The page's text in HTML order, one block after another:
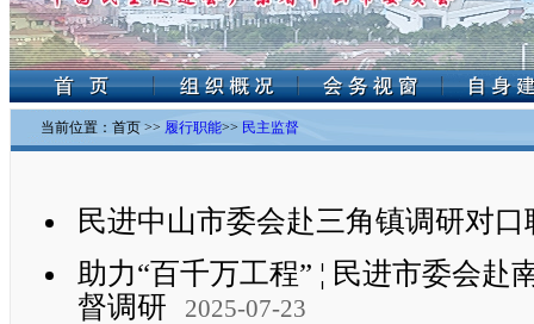
当前位置： 首页 >> 履行职能>> 民主监督
民进中山市委会赴三角镇调研对口
助力“百千万工程” ¦ 民进市委会
督调研
2025-07-23